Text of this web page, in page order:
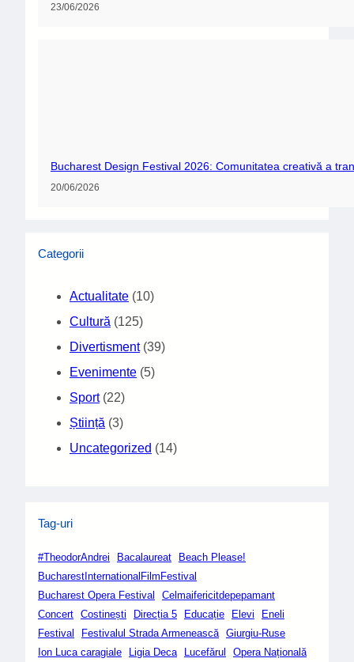
23/06/2026
Bucharest Design Festival 2026: Comunitatea creativă a
20/06/2026
Categorii
Actualitate (10)
Cultură (125)
Divertisment(39)
Evenimente (5)
Sport(22)
Știință (3)
Uncategorized (14)
Tag-uri
#TheodorAndrei Bacalaureat
Beach Please!
BucharestInternationalFilmFestival
Bucharest Opera Festival
Celmaifericitdepepamant
Concert Costinești Direcția 5 Educație Elevi
Eneli
Festival
Festivalul Strada Armenească Giurgiu-Ruse
Ion Luca caragiale
Ligia Deca Lucefărul
Opera Națională